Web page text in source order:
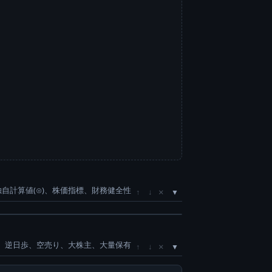
自計算値(⊙)、株価指標、財務健全性 ↑ ↓ ×
逆日歩、空売り、大株主、大量保有 ↑ ↓ ×